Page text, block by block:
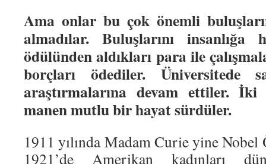
Ama onlar bu çok önemli
almadılar. Buluşlarını
ödülünden aldıkları para ile
borçları ödediler. Üniversitede
araştırmalarına devam ettiler.
manen mutlu bir hayat sürdüler.
1911 yılında Madam Curie yine
1921’de Amerikan kadınları